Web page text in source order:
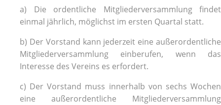
a) Die ordentliche Mitgliederversammlung findet
einmal jährlich, möglichst im ersten Quartal statt.
b) Der Vorstand kann jederzeit eine außerordentliche
Mitgliederversammlung einberufen, wenn das
Interesse des Vereins es erfordert.
c) Der Vorstand muss innerhalb von sechs Wochen
eine außerordentliche Mitgliederversammlung